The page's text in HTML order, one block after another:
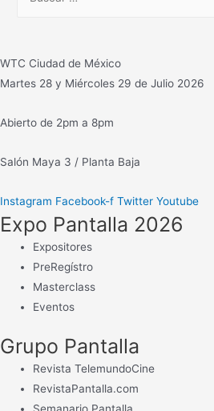
WTC Ciudad de México
Martes 28 y Miércoles 29 de Julio 2026
Abierto de 2pm a 8pm
Salón Maya 3 / Planta Baja
Instagram Facebook-f Twitter Youtube
Expo Pantalla 2026
Expositores
PreRegístro
Masterclass
Eventos
Grupo Pantalla
Revista TelemundoCine
RevistaPantalla.com